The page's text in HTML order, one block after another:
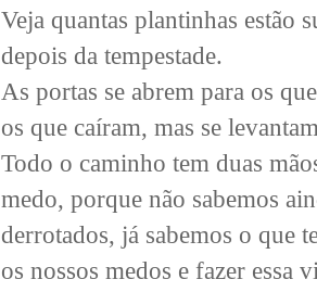
Veja quantas plantinhas estão
depois da tempestade.
As portas se abrem para os
os que caíram, mas se
Todo o caminho tem duas
medo, porque não sabemos
derrotados, já sabemos o que
os nossos medos e fazer essa